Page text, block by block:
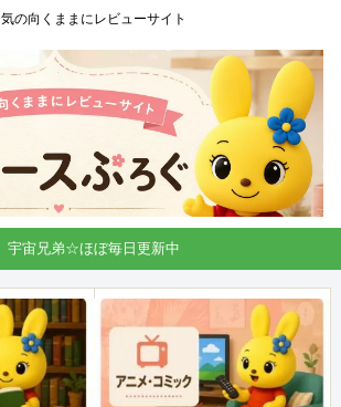
気の向くままにレビューサイト
宇宙兄弟☆ほぼ毎日更新中